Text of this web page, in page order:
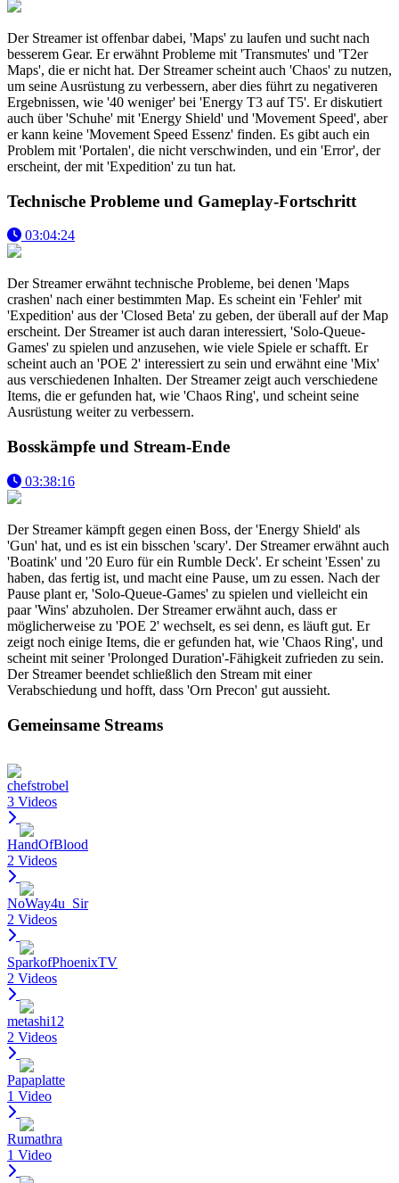
Der Streamer ist offenbar dabei, 'Maps' zu laufen und sucht nach
besserem Gear. Er erwähnt Probleme mit 'Transmutes' und 'T2er
Maps', die er nicht hat. Der Streamer scheint auch 'Chaos' zu nutzen,
um seine Ausrüstung zu verbessern, aber dies führt zu negativeren
Ergebnissen, wie '40 weniger' bei 'Energy T3 auf T5'. Er diskutiert
auch über 'Schuhe' mit 'Energy Shield' und 'Movement Speed', aber
er kann keine 'Movement Speed Essenz' finden. Es gibt auch ein
Problem mit 'Portalen', die nicht verschwinden, und ein 'Error', der
erscheint, der mit 'Expedition' zu tun hat.
Technische Probleme und Gameplay-Fortschritt
03:04:24
Der Streamer erwähnt technische Probleme, bei denen 'Maps
crashen' nach einer bestimmten Map. Es scheint ein 'Fehler' mit
'Expedition' aus der 'Closed Beta' zu geben, der überall auf der Map
erscheint. Der Streamer ist auch daran interessiert, 'Solo-Queue-
Games' zu spielen und anzusehen, wie viele Spiele er schafft. Er
scheint auch an 'POE 2' interessiert zu sein und erwähnt eine 'Mix'
aus verschiedenen Inhalten. Der Streamer zeigt auch verschiedene
Items, die er gefunden hat, wie 'Chaos Ring', und scheint seine
Ausrüstung weiter zu verbessern.
Bosskämpfe und Stream-Ende
03:38:16
Der Streamer kämpft gegen einen Boss, der 'Energy Shield' als
'Gun' hat, und es ist ein bisschen 'scary'. Der Streamer erwähnt auch
'Boatink' und '20 Euro für ein Rumble Deck'. Er scheint 'Essen' zu
haben, das fertig ist, und macht eine Pause, um zu essen. Nach der
Pause plant er, 'Solo-Queue-Games' zu spielen und vielleicht ein
paar 'Wins' abzuholen. Der Streamer erwähnt auch, dass er
möglicherweise zu 'POE 2' wechselt, es sei denn, es läuft gut. Er
zeigt noch einige Items, die er gefunden hat, wie 'Chaos Ring', und
scheint mit seiner 'Prolonged Duration'-Fähigkeit zufrieden zu sein.
Der Streamer beendet schließlich den Stream mit einer
Verabschiedung und hofft, dass 'Orn Precon' gut aussieht.
Gemeinsame Streams
chefstrobel
3 Videos
HandOfBlood
2 Videos
NoWay4u_Sir
2 Videos
SparkofPhoenixTV
2 Videos
metashi12
2 Videos
Papaplatte
1 Video
Rumathra
1 Video